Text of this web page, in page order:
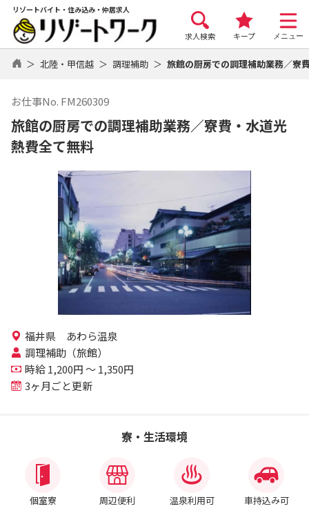
リゾートバイト・住み込み・仲居求人
求人検索 キープ メニュー
北陸・甲信越 調理補助 旅館の厨房での調理補助業務／寮
お仕事No. FM260309
旅館の厨房での調理補助業務／寮費・水道光
熱費全て無料
福井県 あわら温泉
調理補助（旅館）
時給 1,200円 ～ 1,350円
3ヶ月ごと更新
寮・生活環境
個室寮 周辺便利 温泉利用可 車持込み可